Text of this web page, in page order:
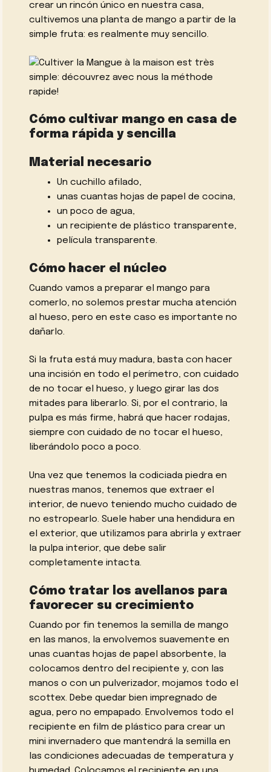
crear un rincón único en nuestra casa,
cultivemos una planta de mango a partir de la
simple fruta: es realmente muy sencillo.
Cómo cultivar mango en casa de
forma rápida y sencilla
Material necesario
Un cuchillo afilado,
unas cuantas hojas de papel de cocina,
un poco de agua,
un recipiente de plástico transparente,
película transparente.
Cómo hacer el núcleo
Cuando vamos a preparar el mango para
comerlo, no solemos prestar mucha atención
al hueso, pero en este caso es importante no
dañarlo.
Si la fruta está muy madura, basta con hacer
una incisión en todo el perímetro, con cuidado
de no tocar el hueso, y luego girar las dos
mitades para liberarlo. Si, por el contrario, la
pulpa es más firme, habrá que hacer rodajas,
siempre con cuidado de no tocar el hueso,
liberándolo poco a poco.
Una vez que tenemos la codiciada piedra en
nuestras manos, tenemos que extraer el
interior, de nuevo teniendo mucho cuidado de
no estropearlo. Suele haber una hendidura en
el exterior, que utilizamos para abrirla y extraer
la pulpa interior, que debe salir
completamente intacta.
Cómo tratar los avellanos para
favorecer su crecimiento
Cuando por fin tenemos la semilla de mango
en las manos, la envolvemos suavemente en
unas cuantas hojas de papel absorbente, la
colocamos dentro del recipiente y, con las
manos o con un pulverizador, mojamos todo el
scottex. Debe quedar bien impregnado de
agua, pero no empapado. Envolvemos todo el
recipiente en film de plástico para crear un
mini invernadero que mantendrá la semilla en
las condiciones adecuadas de temperatura y